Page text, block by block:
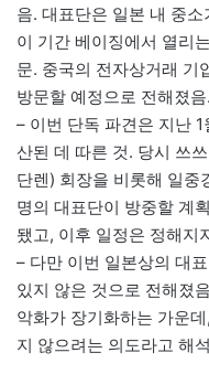
음. 대표단은 일본 내 중
이 기간 베이징에서 열리
문. 중국의 전자상거래 기
방문할 예정으로 전해졌음.
– 이번 단독 파견은 지난
산된 데 따른 것. 당시 쓰
단렌) 회장을 비롯해 일중
명의 대표단이 방중할 계
됐고, 이후 일정은 정해지
– 다만 이번 일본상의 대
있지 않은 것으로 전해졌
악화가 장기화하는 가운
지 않으려는 의도라고 해